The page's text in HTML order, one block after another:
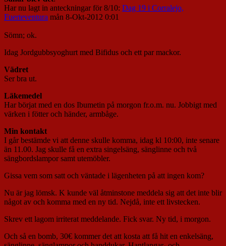
Har nu lagt in anteckningar för 8/10: Dag 19 i Corralejo,
Fuerteventura mån 8-Okt-2012 0:01
Sömn; ok.
Idag Jordgubbsyoghurt med Bifidus och ett par mackor.
Vädret
Ser bra ut.
Läkemedel
Har börjat med en dos Ibumetin på morgon fr.o.m. nu. Jobbigt med
värken i fötter och händer, armbåge.
Min kontakt
I går bestämde vi att denne skulle komma, idag kl 10:00, inte senare
än 11.00. Jag skulle få en extra singelsäng, sänglinne och två
sängbordslampor samt utemöbler.
Gissa vem som satt och väntade i lägenheten på att ingen kom?
Nu är jag lömsk. K kunde väl åtminstone meddela sig att det inte blir
något av och komma med en ny tid. Nejdå, inte ett livstecken.
Skrev ett lagom irriterat meddelande. Fick svar. Ny tid, i morgon.
Och så en bomb, 30€ kommer det att kosta att få hit en enkelsäng,